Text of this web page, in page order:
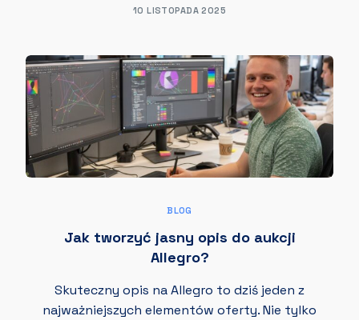
10 LISTOPADA 2025
BLOG
Jak tworzyć jasny opis do aukcji
Allegro?
Skuteczny opis na Allegro to dziś jeden z
najważniejszych elementów oferty. Nie tylko